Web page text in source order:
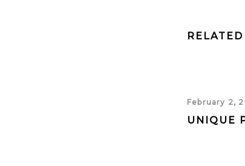
February 2,
UNIQUE